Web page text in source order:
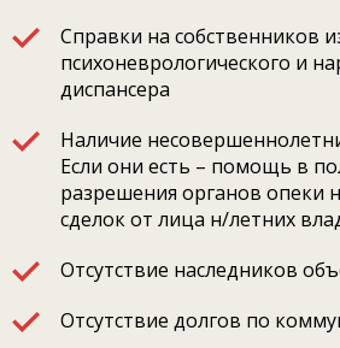
Справки на собственников
психоневрологического и
диспансера
Наличие
Если они есть – помощь в
разрешения органов опеки
сделок от лица н/летних
Отсутствие наследников
Отсутствие долгов по